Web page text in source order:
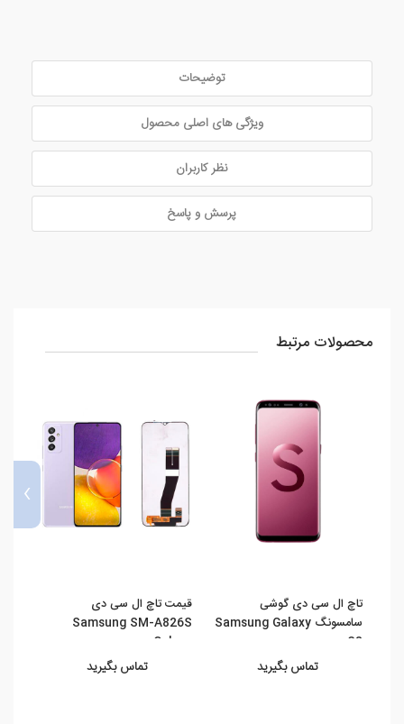
توضیحات
ویژگی های اصلی محصول
نظر کاربران
پرسش و پاسخ
محصولات مرتبط
تاچ ال سی دی گوشی
سامسونگ Samsung Galaxy
S8 ...
تماس بگیرید
قیمت تاچ ال سی دی
Samsung SM-A826S
Galaxy ...
تماس بگیرید
›